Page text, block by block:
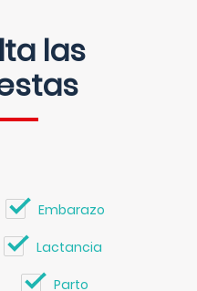
las
Embarazo
Lactancia
Parto